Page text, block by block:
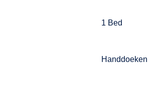
1 Bed
Handdoeken